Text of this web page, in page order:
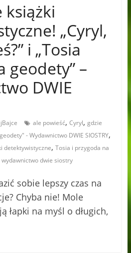
książki
„Cyryl,
i „Tosia
geodety” –
DWIE
ale powieść, Cyryl, gdzie
- Wydawnictwo DWIE SIOSTRY,
detektywistyczne, Tosia i przygoda na
wydawnictwo dwie siostry
sobie lepszy czas na
Chyba nie! Mole
łapki na myśl o długich,